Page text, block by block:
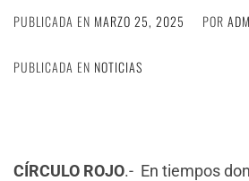
PUBLICADA EN MARZO 25, 2025 POR
PUBLICADA EN NOTICIAS
CÍRCULO ROJO.- En tiempos